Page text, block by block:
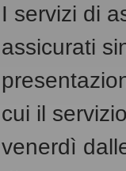
I servizi di
assicurati
cui il
venerdì